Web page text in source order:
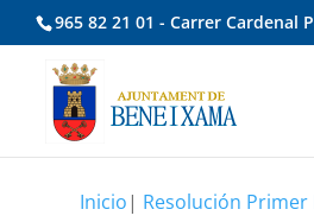
965 82 21 01 - Carrer Cardenal
Inicio| Resolución